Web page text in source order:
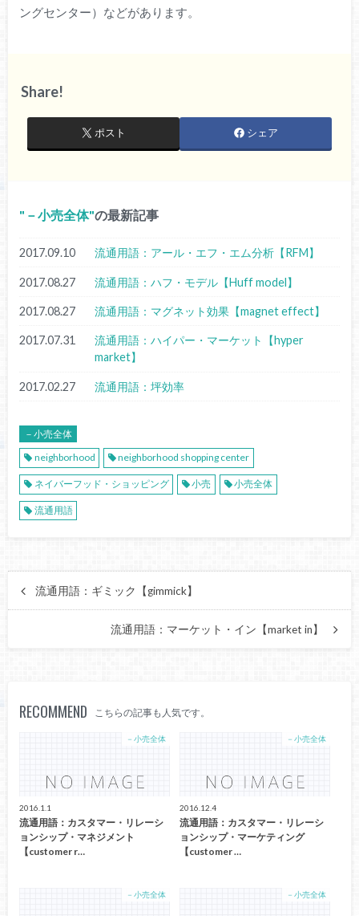
ングセンター）などがあります。
Share!
ポスト シェア
－小売全体 の最新記事
2017.09.10 流通用語：アール・エフ・エム分析【RFM】
2017.08.27 流通用語：ハフ・モデル【Huff model】
2017.08.27 流通用語：マグネット効果【magnet effect】
2017.07.31
流通用語：ハイパー・マーケット【hyper
market】
2017.02.27 流通用語：坪効率
－小売全体
neighborhood
neighborhood shopping center
ネイバーフッド・ショッピング 小売 小売全体
流通用語
流通用語：ギミック【gimmick】
流通用語：マーケット・イン【market in】
RECOMMEND こちらの記事も人気です。
－小売全体
2016.1.1
流通用語：カスタマー・リレーシ
ョンシップ・マネジメント
【customer r…
－小売全体
2016.12.4
流通用語：カスタマー・リレーシ
ョンシップ・マーケティング
【customer …
－小売全体 －小売全体